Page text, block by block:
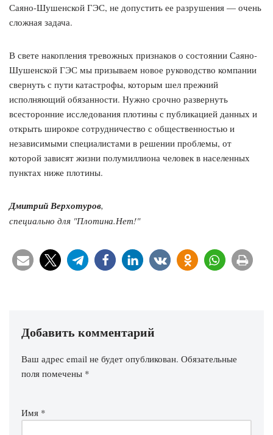
Саяно-Шушенской ГЭС, не допустить ее разрушения — очень
сложная задача.
В свете накопления тревожных признаков о состоянии Саяно-
Шушенской ГЭС мы призываем новое руководство компании
свернуть с пути катастрофы, которым шел прежний
исполняющий обязанности. Нужно срочно развернуть
всесторонние исследования плотины с публикацией данных и
открыть широкое сотрудничество с общественностью и
независимыми специалистами в решении проблемы, от
которой зависят жизни полумиллиона человек в населенных
пунктах ниже плотины.
Дмитрий Верхотуров,
специально для "Плотина.Нет!"
Добавить комментарий
Ваш адрес email не будет опубликован. Обязательные
поля помечены *
Имя *